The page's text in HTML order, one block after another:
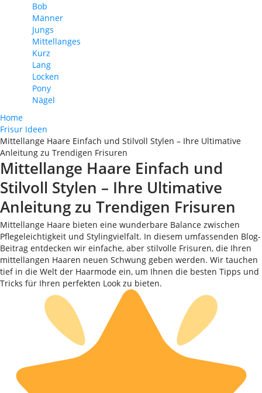
Bob
Männer
Jungs
Mittellanges
Kurz
Lang
Locken
Pony
Nägel
Home
Frisur Ideen
Mittellange Haare Einfach und Stilvoll Stylen – Ihre Ultimative
Anleitung zu Trendigen Frisuren
Mittellange Haare Einfach und
Stilvoll Stylen – Ihre Ultimative
Anleitung zu Trendigen Frisuren
Mittellange Haare bieten eine wunderbare Balance zwischen
Pflegeleichtigkeit und Stylingvielfalt. In diesem umfassenden Blog-
Beitrag entdecken wir einfache, aber stilvolle Frisuren, die Ihren
mittellangen Haaren neuen Schwung geben werden. Wir tauchen
tief in die Welt der Haarmode ein, um Ihnen die besten Tipps und
Tricks für Ihren perfekten Look zu bieten.